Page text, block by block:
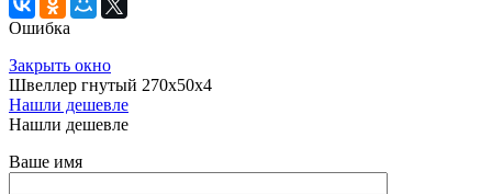
Ошибка
Закрыть окно
Швеллер гнутый 270х50х4
Нашли дешевле
Нашли дешевле
Ваше имя